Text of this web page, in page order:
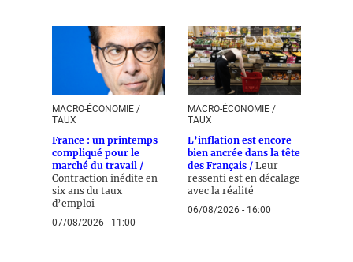
MACRO-ÉCONOMIE /
TAUX
France : un printemps
compliqué pour le
marché du travail /
Contraction inédite en
six ans du taux
d’emploi
07/08/2026 - 11:00
MACRO-ÉCONOMIE /
TAUX
L’inflation est encore
bien ancrée dans la tête
des Français / Leur
ressenti est en décalage
avec la réalité
06/08/2026 - 16:00